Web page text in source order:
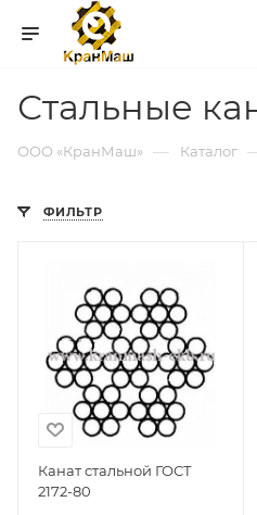
Стальные
ООО «КранМаш» — Каталог
ФИЛЬТР
Канат стальной ГОСТ
2172-80